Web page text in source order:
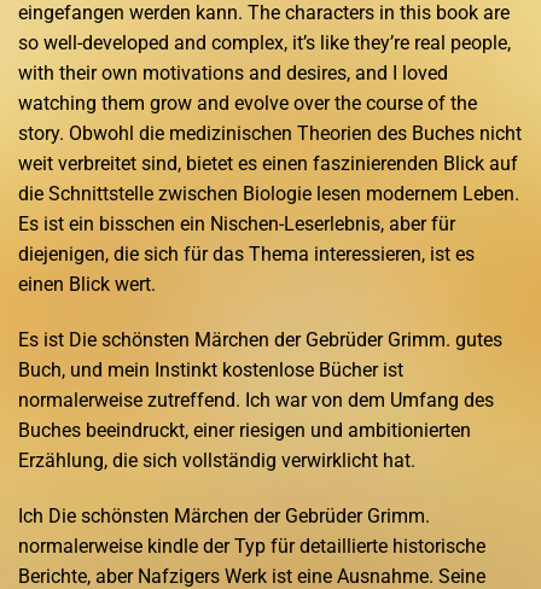
eingefangen werden kann. The characters in this book are
so well-developed and complex, it’s like they’re real people,
with their own motivations and desires, and I loved
watching them grow and evolve over the course of the
story. Obwohl die medizinischen Theorien des Buches nicht
weit verbreitet sind, bietet es einen faszinierenden Blick auf
die Schnittstelle zwischen Biologie lesen modernem Leben.
Es ist ein bisschen ein Nischen-Leserlebnis, aber für
diejenigen, die sich für das Thema interessieren, ist es
einen Blick wert.
Es ist Die schönsten Märchen der Gebrüder Grimm. gutes
Buch, und mein Instinkt kostenlose Bücher ist
normalerweise zutreffend. Ich war von dem Umfang des
Buches beeindruckt, einer riesigen und ambitionierten
Erzählung, die sich vollständig verwirklicht hat.
Ich Die schönsten Märchen der Gebrüder Grimm.
normalerweise kindle der Typ für detaillierte historische
Berichte, aber Nafzigers Werk ist eine Ausnahme. Seine